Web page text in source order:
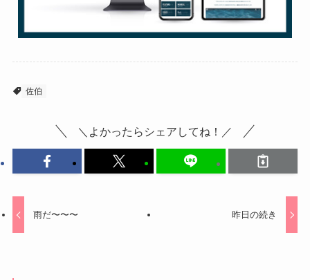
佐伯
＼よかったらシェアしてね！／
雨だ〜〜〜 昨日の続き